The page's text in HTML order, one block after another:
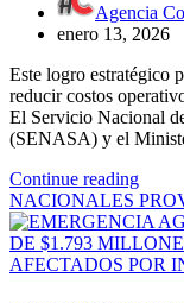
Agencia
enero 13, 2026
Este logro estratégico
reducir costos
El Servicio Nacional
(SENASA) y el
Continue reading
NACIONALES